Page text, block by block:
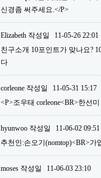
신경좀 써주세요.</P>
Elizabeth 작성일
11-05-26 22:01
친구소개 10포인트가 맞나요?
다
corleone 작성일
11-05-31 15:17
<P>조우태 corleone<BR>한선
hyunwoo 작성일
11-06-02 09:51
추천인:손오기(nomtop)<BR>
moses 작성일
11-06-03 23:10